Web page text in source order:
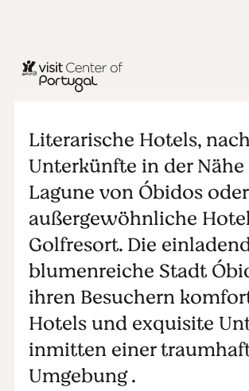
STÄDTE & DÖRFER
Schlafen in
Óbidos
Literarische Hotels,
Unterkünfte in der Nähe
Lagune von Óbidos oder
außergewöhnliche
Golfresort. Die
blumenreiche Stadt
ihren Besuchern
Hotels und exquisite
inmitten einer
Umgebung .